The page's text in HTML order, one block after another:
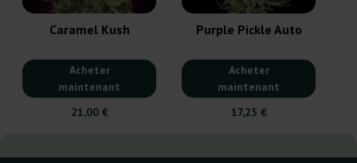
Caramel Kush
Acheter
maintenant
21,00 €
Purple Pickle Auto
Acheter
maintenant
17,25 €